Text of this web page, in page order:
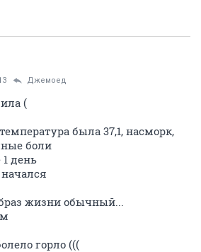
Джемоед
(
была 37,1, насморк,
боли
день
жизни обычный...
горло (((